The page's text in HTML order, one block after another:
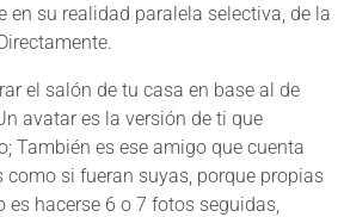
en su realidad paralela selectiva, de la
el salón de tu casa en base al de
avatar es la versión de ti que
También es ese amigo que cuenta
como si fueran suyas, porque propias
es hacerse 6 o 7 fotos seguidas,